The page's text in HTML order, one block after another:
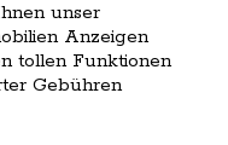
unser
Anzeigen
tollen Funktionen
Gebühren